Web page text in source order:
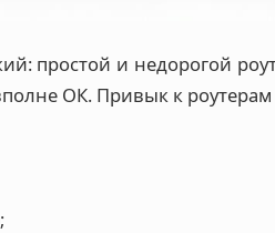
простой и недорогой
ОК. Привык к роутерам